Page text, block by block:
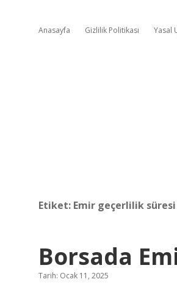
Anasayfa Gizlilik Politikası Yasal
Etiket: Emir geçerlilik
Borsada
Tarih: Ocak 11, 2025